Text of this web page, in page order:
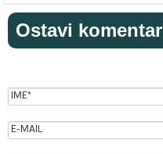
Ostavi komentar